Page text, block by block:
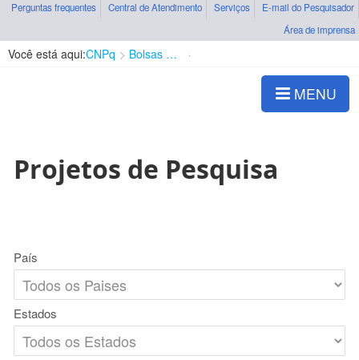
Perguntas frequentes Central de Atendimento Serviços
E-mail do Pesquisador
Área de imprensa
Você está aqui:CNPq Bolsas e Auxílios Vigentes
MENU
Projetos de Pesquisa
País
Estados